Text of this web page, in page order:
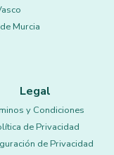
Murcia
Legal
y Condiciones
de Privacidad
de Privacidad